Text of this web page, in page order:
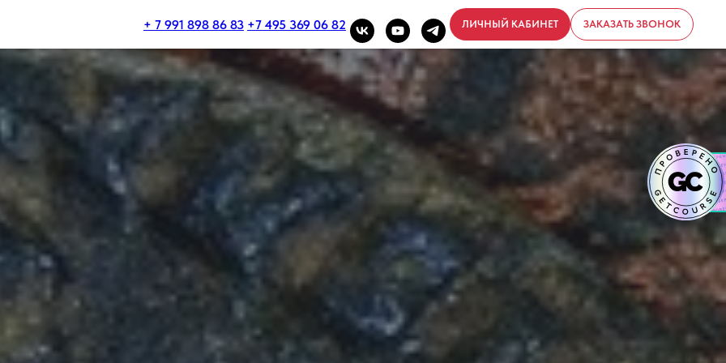
+ 7 991 898 86 83 +7 495 369 06 82 ЛИЧНЫЙ КАБИНЕТ ЗАКАЗАТЬ ЗВОНОК